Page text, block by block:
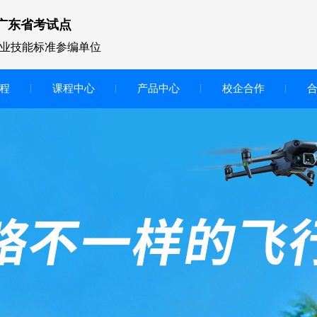
东省考试点
技能标准参编单位
课程中心 产品中心
智慧交互显示大屏
无人机基础飞行模拟仿真教学
校企合作